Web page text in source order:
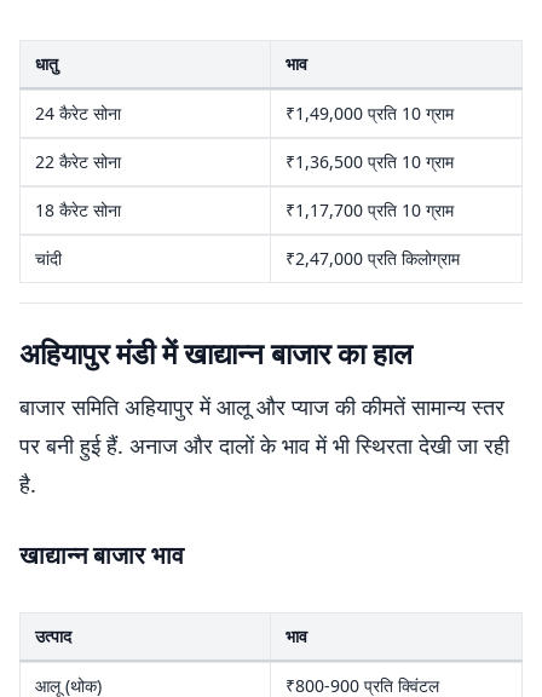
धातु भाव
24 कैरेट सोना ₹1,49,000 प्रति 10 ग्राम
22 कैरेट सोना ₹1,36,500 प्रति 10 ग्राम
18 कैरेट सोना ₹1,17,700 प्रति 10 ग्राम
चांदी ₹2,47,000 प्रति किलोग्राम
अहियापुर मंडी में खाद्यान्न बाजार का हाल
बाजार समिति अहियापुर में आलू और प्याज की कीमतें सामान्य स्तर
पर बनी हुई हैं. अनाज और दालों के भाव में भी स्थिरता देखी जा रही
है.
खाद्यान्न बाजार भाव
उत्पाद भाव
आलू (थोक) ₹800-900 प्रति क्विंटल